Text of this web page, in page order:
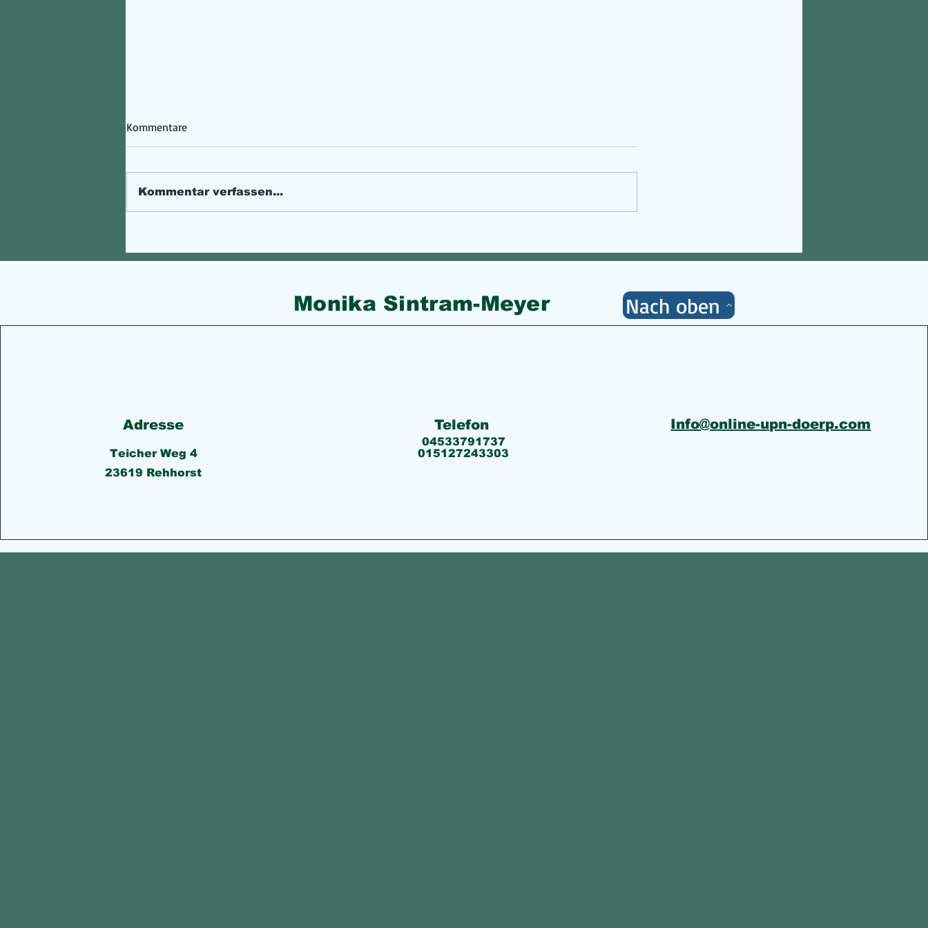
Betrug über WhatsApp
Kommentare
Kommentar verfassen...
Monika Sintram-Meyer Nach oben
Adresse
Teicher Weg 4
23619 Rehhorst
Telefon
04533791737
015127243303
Info@online-upn-doerp.com